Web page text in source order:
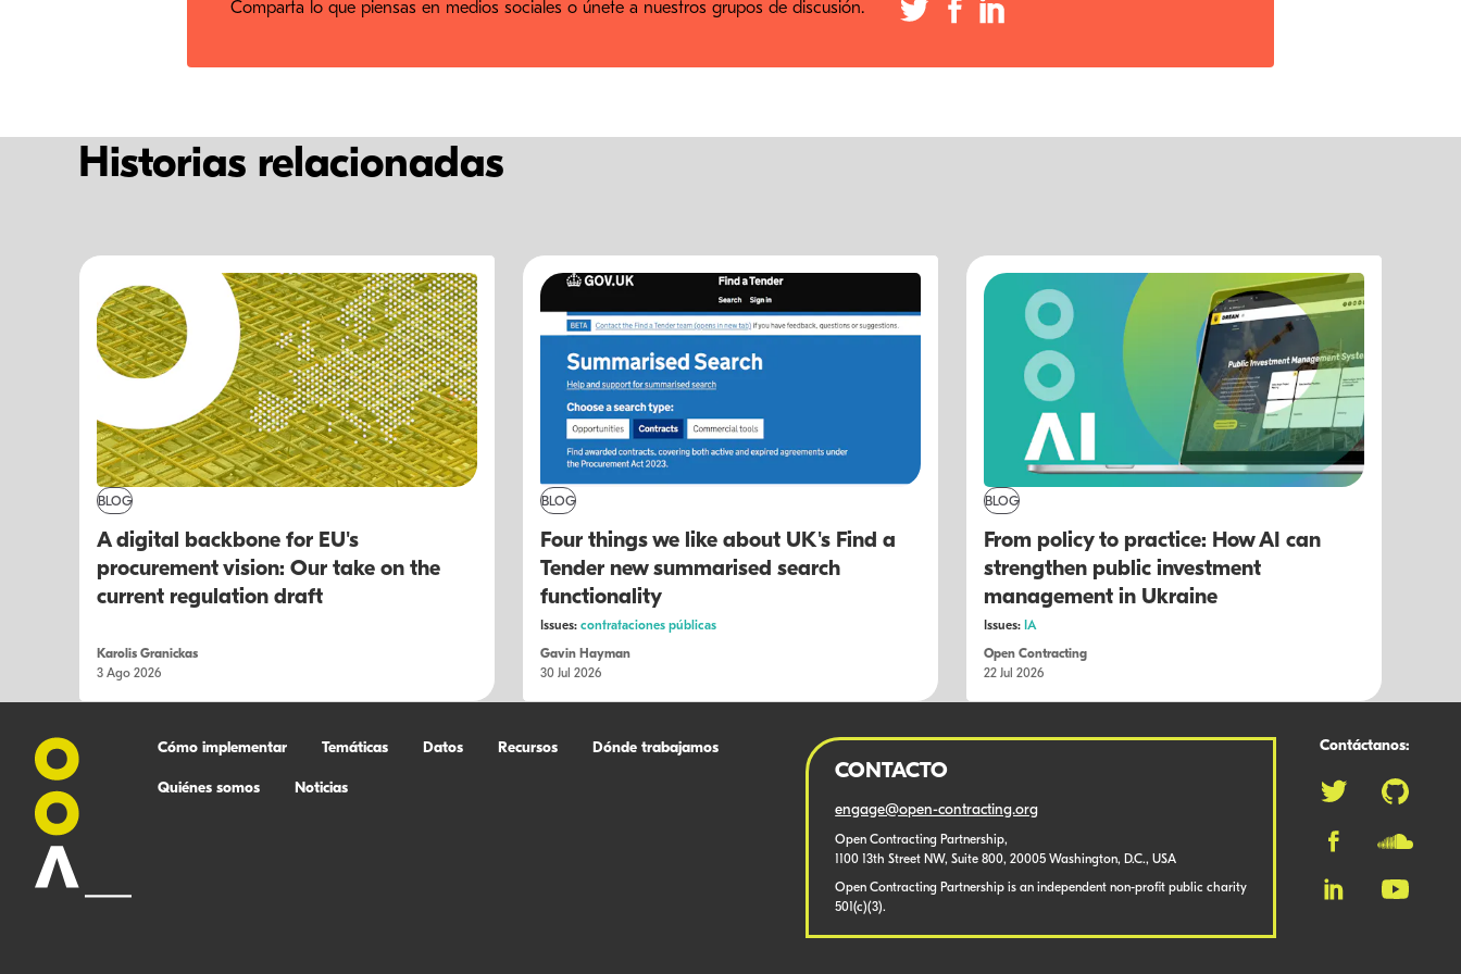
Comparta lo que piensas en medios sociales o únete a nuestros grupos de discusión.
Historias relacionadas
BLOG
A digital backbone for EU's
procurement vision: Our take on the
current regulation draft
Karolis Granickas
3 Ago 2026
BLOG
Four things we like about UK's Find a
Tender new summarised search
functionality
Issues: contrataciones públicas
Gavin Hayman
30 Jul 2026
BLOG
From policy to practice: How AI can
strengthen public investment
management in Ukraine
Issues: IA
Open Contracting
22 Jul 2026
Cómo implementar Temáticas Datos Recursos Dónde trabajamos
Quiénes somos Noticias
CONTACTO
engage@open-contracting.org
Open Contracting Partnership,
1100 13th Street NW, Suite 800, 20005 Washington, D.C., USA
Open Contracting Partnership is an independent non-profit public charity
501(c)(3).
Contáctanos: